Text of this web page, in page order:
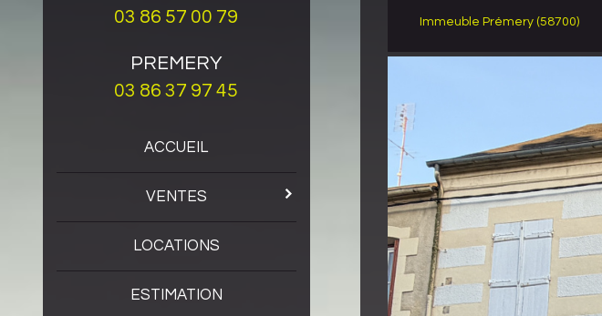
03 86 57 00 79
PREMERY
03 86 37 97 45
ACCUEIL
VENTES
LOCATIONS
ESTIMATION
Immeuble Prémery (58700)